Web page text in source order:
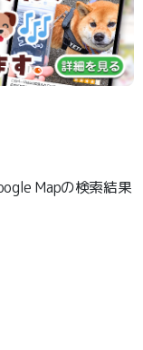
Mapの検索結果